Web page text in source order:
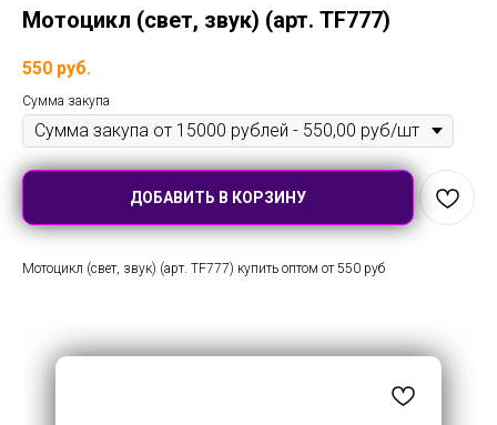
Мотоцикл (свет, звук) (арт. TF777)
550 руб.
Сумма закупа
ДОБАВИТЬ В КОРЗИНУ
Мотоцикл (свет, звук) (арт. TF777) купить оптом от 550 руб